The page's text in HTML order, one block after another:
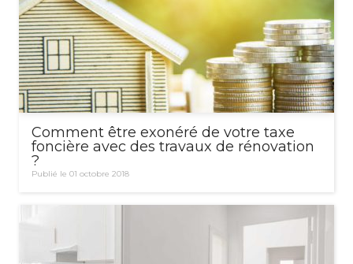
Comment être exonéré de votre taxe
foncière avec des travaux de rénovation
?
Publié le 01 octobre 2018